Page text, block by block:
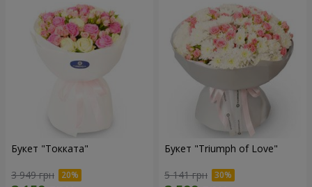
Букет "Токката"
3 949 грн
Букет "Triumph of Love"
5 141 грн